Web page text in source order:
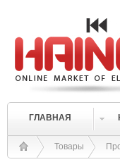
ГЛАВНАЯ
Товары